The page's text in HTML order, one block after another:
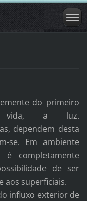
do primeiro
vida, a luz.
dependem desta
se. Em ambiente
completamente
de ser
aos superficiais.
influxo exterior de